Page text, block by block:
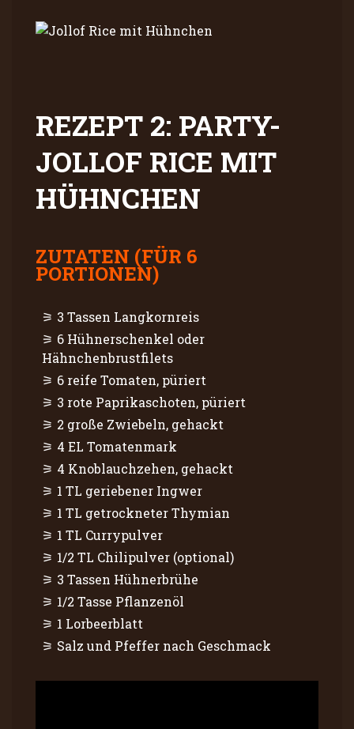
REZEPT 2: PARTY-
JOLLOF RICE MIT
HÜHNCHEN
ZUTATEN (FÜR 6
PORTIONEN)
3 Tassen Langkornreis
6 Hühnerschenkel oder
Hähnchenbrustfilets
6 reife Tomaten, püriert
3 rote Paprikaschoten, püriert
2 große Zwiebeln, gehackt
4 EL Tomatenmark
4 Knoblauchzehen, gehackt
1 TL geriebener Ingwer
1 TL getrockneter Thymian
1 TL Currypulver
1/2 TL Chilipulver (optional)
3 Tassen Hühnerbrühe
1/2 Tasse Pflanzenöl
1 Lorbeerblatt
Salz und Pfeffer nach Geschmack